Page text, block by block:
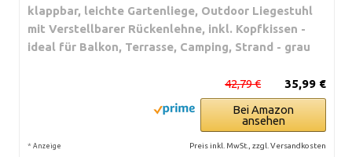
klappbar, leichte Gartenliege, Outdoor Liegestuhl
mit Verstellbarer Rückenlehne, inkl. Kopfkissen -
ideal für Balkon, Terrasse, Camping, Strand - grau
35,99 €
42,79 €
Bei Amazon
ansehen
* Anzeige Preis inkl. MwSt., zzgl. Versandkosten